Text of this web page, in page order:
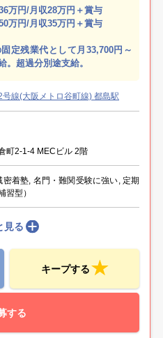
万円/月収28万円＋賞与
万円/月収35万円＋賞与
定残業代として月33,700円～
。超過分別途支給。
線(大阪メトロ谷町線) 都島駅
町2-1-4 MECビル 2階
密着塾, 名門・難関受験に強い, 定期
習型）
見る
キープする
する